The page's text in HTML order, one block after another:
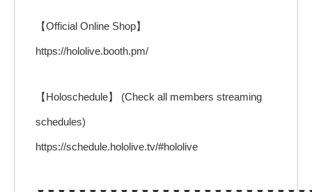
【Official Online Shop】
https://hololive.booth.pm/
【Holoschedule】 (Check all members streaming
schedules)
https://schedule.hololive.tv/#hololive